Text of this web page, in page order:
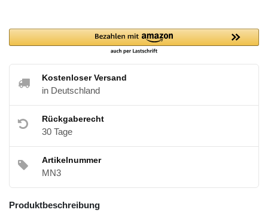
Kostenloser Versand
in Deutschland
Rückgaberecht
30 Tage
Artikelnummer
MN3
Produktbeschreibung